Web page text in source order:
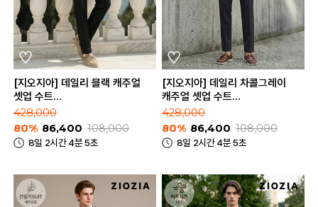
[지오지아] 데일리 블랙 캐주얼
셋업 수트
(AAE2KG1601_AAE2PP1601_BK)
428,000
80% 86,400 108,000
8일 2시간 4분 5초
[지오지아] 데일리 차콜그레이
캐주얼 셋업 수트
428,000
80% 86,400 108,000
8일 2시간 4분 5초